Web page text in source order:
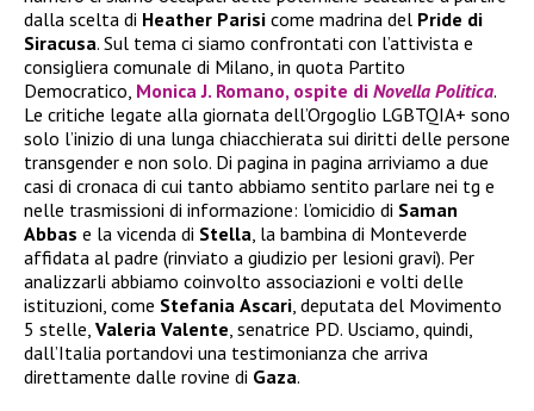
dalla scelta di Heather Parisi come madrina del Pride di
Siracusa. Sul tema ci siamo confrontati con l’attivista e
consigliera comunale di Milano, in quota Partito
Democratico, Monica J. Romano, ospite di Novella Politica.
Le critiche legate alla giornata dell’Orgoglio LGBTQIA+ sono
solo l’inizio di una lunga chiacchierata sui diritti delle persone
transgender e non solo. Di pagina in pagina arriviamo a due
casi di cronaca di cui tanto abbiamo sentito parlare nei tg e
nelle trasmissioni di informazione: l’omicidio di Saman
Abbas e la vicenda di Stella, la bambina di Monteverde
affidata al padre (rinviato a giudizio per lesioni gravi). Per
analizzarli abbiamo coinvolto associazioni e volti delle
istituzioni, come Stefania Ascari, deputata del Movimento
5 stelle, Valeria Valente, senatrice PD. Usciamo, quindi,
dall’Italia portandovi una testimonianza che arriva
direttamente dalle rovine di Gaza.